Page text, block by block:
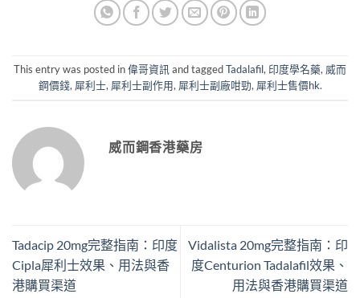
This entry was posted in偉哥資訊and taggedTadalafil,印度學名藥, 威而
鋼價錢, 犀利士, 犀利士副作用, 犀利士副廠咁勁, 犀利士售價hk.
威而鋼香港藥房
Tadacip 20mg完整指南：印度
Cipla犀利士效果、用法與香
港購買渠道
Vidalista 20mg完整指南：印
度Centurion Tadalafil效果、
用法與香港購買渠道